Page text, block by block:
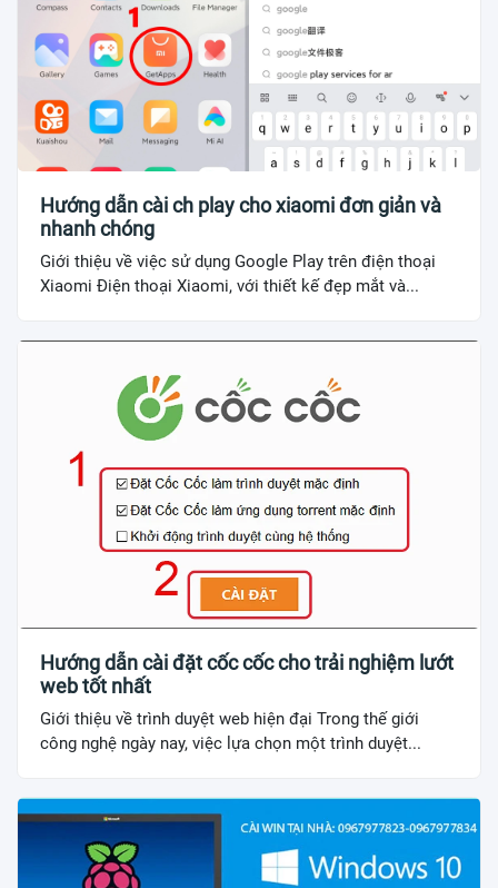
Hướng dẫn cài ch play cho xiaomi đơn giản và
nhanh chóng
Giới thiệu về việc sử dụng Google Play trên điện thoại
Xiaomi Điện thoại Xiaomi, với thiết kế đẹp mắt và...
Hướng dẫn cài đặt cốc cốc cho trải nghiệm lướt
web tốt nhất
Giới thiệu về trình duyệt web hiện đại Trong thế giới
công nghệ ngày nay, việc lựa chọn một trình duyệt...